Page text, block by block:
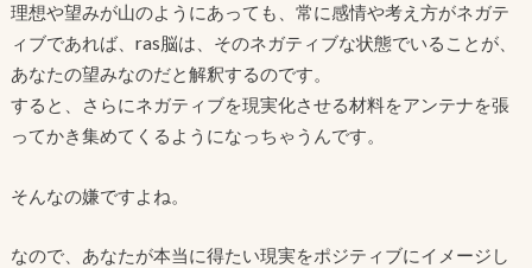
理想や望みが山のようにあっても、常に感情や考え方がネガテ
ィブであれば、ras脳は、そのネガティブな状態でいることが、
あなたの望みなのだと解釈するのです。
すると、さらにネガティブを現実化させる材料をアンテナを張
ってかき集めてくるようになっちゃうんです。
そんなの嫌ですよね。
なので、あなたが本当に得たい現実をポジティブにイメージし